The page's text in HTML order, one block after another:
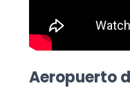
Aeropuerto